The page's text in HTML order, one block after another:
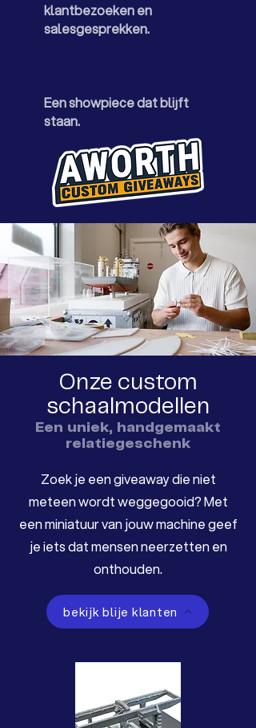
klantbezoeken en
salesgesprekken.
Een showpiece dat blijft
staan.
Onze custom
schaalmodellen
Een uniek, handgemaakt
relatiegeschenk
Zoek je een giveaway die niet
meteen wordt weggegooid? Met
een miniatuur van jouw machine geef
je iets dat mensen neerzetten en
onthouden.
bekijk blije klanten